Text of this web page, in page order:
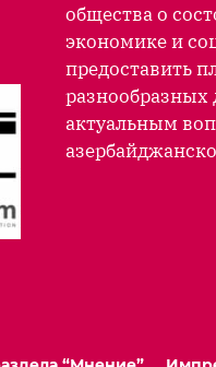
общества о
экономике и
предоставить
разнообразных
актуальным